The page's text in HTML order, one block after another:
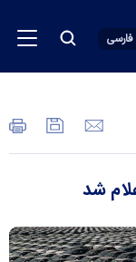
فارسی
شد